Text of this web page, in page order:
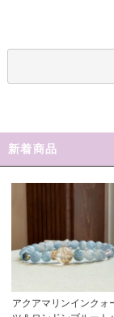
新着商品
アクアマリンインクォ